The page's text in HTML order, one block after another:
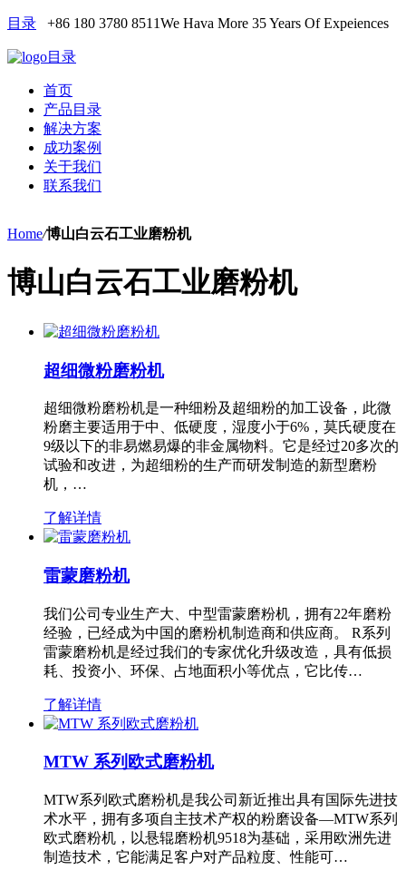
目录 +86 180 3780 8511We Hava More 35 Years Of Expeiences
目录
首页
产品目录
解决方案
成功案例
关于我们
联系我们
Home/博山白云石工业磨粉机
博山白云石工业磨粉机
超细微粉磨粉机
超细微粉磨粉机是一种细粉及超细粉的加工设备，此微
粉磨主要适用于中、低硬度，湿度小于6%，莫氏硬度在
9级以下的非易燃易爆的非金属物料。它是经过20多次的
试验和改进，为超细粉的生产而研发制造的新型磨粉
机，…
了解详情
雷蒙磨粉机
我们公司专业生产大、中型雷蒙磨粉机，拥有22年磨粉
经验，已经成为中国的磨粉机制造商和供应商。 R系列
雷蒙磨粉机是经过我们的专家优化升级改造，具有低损
耗、投资小、环保、占地面积小等优点，它比传…
了解详情
MTW 系列欧式磨粉机
MTW系列欧式磨粉机是我公司新近推出具有国际先进技
术水平，拥有多项自主技术产权的粉磨设备—MTW系列
欧式磨粉机，以悬辊磨粉机9518为基础，采用欧洲先进
制造技术，它能满足客户对产品粒度、性能可…